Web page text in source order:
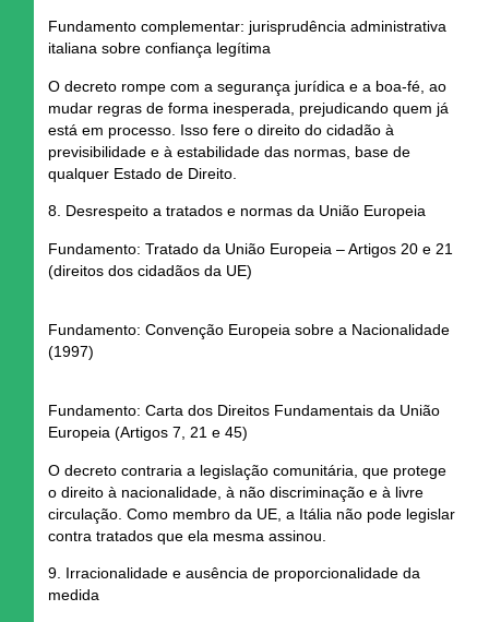
Fundamento complementar: jurisprudência administrativa
italiana sobre confiança legítima
O decreto rompe com a segurança jurídica e a boa-fé, ao
mudar regras de forma inesperada, prejudicando quem já
está em processo. Isso fere o direito do cidadão à
previsibilidade e à estabilidade das normas, base de
qualquer Estado de Direito.
8. Desrespeito a tratados e normas da União Europeia
Fundamento: Tratado da União Europeia – Artigos 20 e 21
(direitos dos cidadãos da UE)
Fundamento: Convenção Europeia sobre a Nacionalidade
(1997)
Fundamento: Carta dos Direitos Fundamentais da União
Europeia (Artigos 7, 21 e 45)
O decreto contraria a legislação comunitária, que protege
o direito à nacionalidade, à não discriminação e à livre
circulação. Como membro da UE, a Itália não pode legislar
contra tratados que ela mesma assinou.
9. Irracionalidade e ausência de proporcionalidade da
medida